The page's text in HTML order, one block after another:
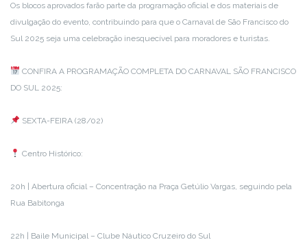
Os blocos aprovados farão parte da programação oficial e dos materiais de
divulgação do evento, contribuindo para que o Carnaval de São Francisco do
Sul 2025 seja uma celebração inesquecível para moradores e turistas.
CONFIRA A PROGRAMAÇÃO COMPLETA DO CARNAVAL SÃO FRANCISCO
DO SUL 2025:
SEXTA-FEIRA (28/02)
Centro Histórico:
20h | Abertura oficial – Concentração na Praça Getúlio Vargas, seguindo pela
Rua Babitonga
22h | Baile Municipal – Clube Náutico Cruzeiro do Sul